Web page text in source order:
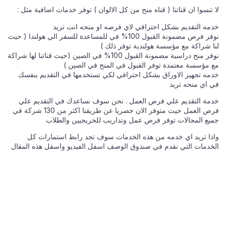
لا تنسوا ان قناتنا ( قناه منح من كل الالوان ) توفر خدمات اضافية مثل :
خدمه التقديم بشكل احترافي لاي فرصه او منحه انت تريد
نوفر فرص مضمونة القبول 100% في للمساعدة للسفر الي هولندا ( حيث
لنا شراكة مع مؤسسة هولندية توفر ذلك )
نوفر منح دراسية مضمونة القبول 100% في الصين (حيث قناتنا لها شراكة
مع مؤسسة معتمدة توفر القبول في المنح في الصين )
خدمه تجهيز الاوراق بشكل احترافي لكي تستخدمها في التقديم بنفسك
في اي منحه تريد
خدمة التقديم علي فرص العمل . نحن سوف نساعدك في التقديم علي
فرص العمل حيث متوفر الان حصريا عن طريقنا اكثر من 130 شركة في
جميع المجالات توفر فرص عمل وتداريب للخريجيين والطلاب
واذا تريد اي خدمه من هذه الخدمات سوف تجد رابط استمارات كل
الخدمات التي نقدم في صندوق الوصف اسفل الفيديو واسفل هذه المقال